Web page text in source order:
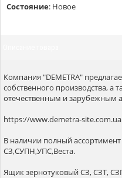
Состояние: Новое
Компания "DEMETRA"
собственного производства, а
отечественным и зарубежным
https://www.demetra-site.com.ua
В наличии полный ассортимент
СЗ,СУПН,УПС,Веста.
Ящик зернотуковый СЗ, СЗТ,